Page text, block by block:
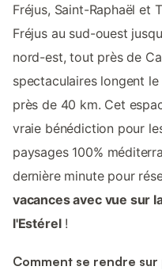
Fréjus, Saint-Raphaël et
Fréjus au sud-ouest
nord-est, tout près de
spectaculaires longent
près de 40 km. Cet
vraie bénédiction pour
paysages 100%
dernière minute pour
vacances avec vue sur
l'Estérel!
Comment se rendre sur